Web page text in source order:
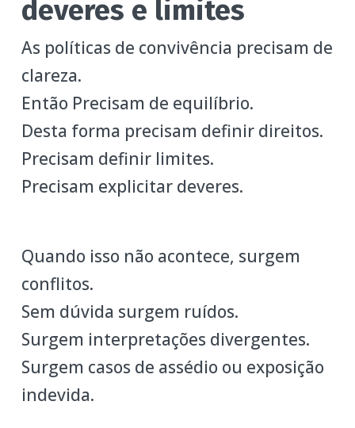
deveres e limites
As políticas de convivência precisam de
clareza.
Então Precisam de equilíbrio.
Desta forma precisam definir direitos.
Precisam definir limites.
Precisam explicitar deveres.
Quando isso não acontece, surgem
conflitos.
Sem dúvida surgem ruídos.
Surgem interpretações divergentes.
Surgem casos de assédio ou exposição
indevida.